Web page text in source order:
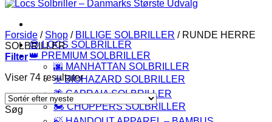
😎 LOCS SOLBRILLER
👑 PREMIUM SOLBRILLER
🌆 MANHATTAN SOLBRILLER
☣️ BIOHAZARD SOLBRILLER
🌴 CAPRAIA SOLBRILLER
🏍️ CHOPPERS SOLBRILLER
Forside / Shop / BILLIGE SOLBRILLER /RUNDE HERRE
SOLBRILLER
Filter
Viser 74 resultaterSorteret
efter
Søg